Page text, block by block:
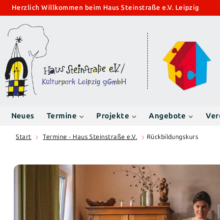
Zum
springen
Herzlich Willkommen beim Haus Steinstraße e.V. Leipzig
Neues Termine Projekte Angebote
Start Termine - Haus Steinstraße e.V. Rückbildungskurs